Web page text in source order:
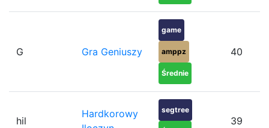
G Gra Geniuszy
game
amppz
Średnie
40
hil
Hardkorowy
segtree
39